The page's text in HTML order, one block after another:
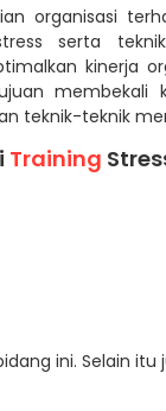
organisasi
serta
kinerja
membekali
teknik-teknik
Training
ini. Selain